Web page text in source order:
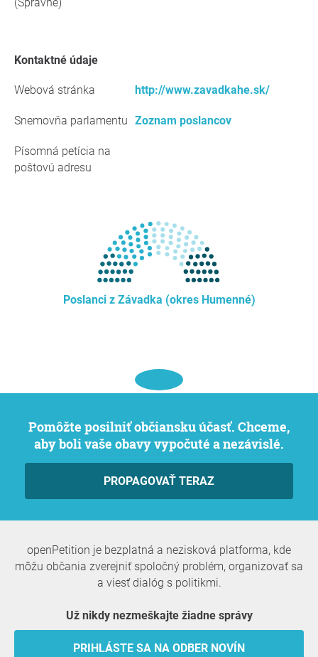
kontaktné údaje
Webová stránka http://www.zavadkahe.sk/
Snemovňa parlamentu Zoznam poslancov
Písomná petícia na
poštovú adresu
Poslanci z Závadka (okres Humenné)
Pomôžte posilniť občiansku účasť. Chceme,
aby boli vaše obavy vypočuté a nezávislé.
PROPAGOVAŤ TERAZ
openPetition je bezplatná a nezisková platforma, kde
môžu občania zverejniť spoločný problém, organizovať sa
a viesť dialóg s politikmi.
Už nikdy nezmeškajte žiadne správy
PRIHLÁSTE SA NA ODBER NOVÍN